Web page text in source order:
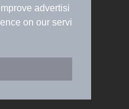
advertisi
on our servi
ルMEMBERS+規約
ヘルプ
採用情報